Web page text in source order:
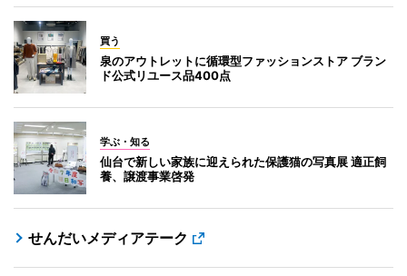
買う
泉のアウトレットに循環型ファッションストア ブラン
ド公式リユース品400点
学ぶ・知る
仙台で新しい家族に迎えられた保護猫の写真展 適正飼
養、譲渡事業啓発
せんだいメディアテーク